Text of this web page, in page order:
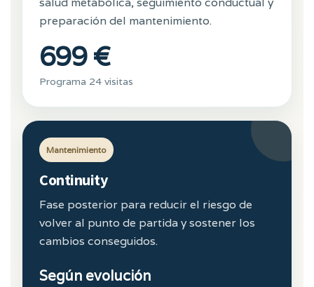
preparación del mantenimiento.
699 €
Programa 24 visitas
Mantenimiento
Continuity
Fase posterior para reducir el riesgo de
volver al punto de partida y sostener los
cambios conseguidos.
Según evolución